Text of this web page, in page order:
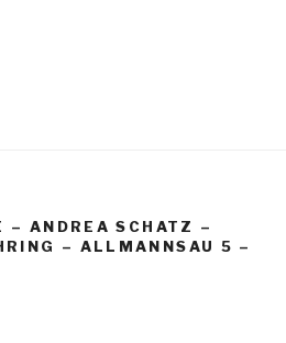
– ANDREA SCHATZ –
– ALLMANNSAU 5 –